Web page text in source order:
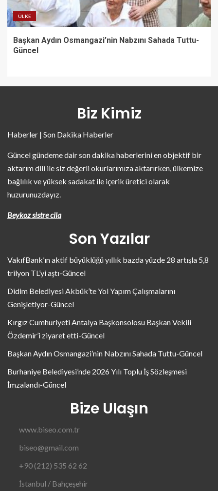
ÜLKE
Başkan Aydın Osmangazi’nin Nabzını Sahada Tuttu-
Güncel
Biz Kimiz
Haberler | Son Dakika Haberler
Güncel gündeme dair son dakika haberlerini en objektif bir
aktarım dili ile siz değerli okurlarımıza aktarırken, ülkemize
bağlılık ve yüksek sadakat ile içerik üretici olarak
huzurunuzdayız.
Beykoz sistre cila
Son Yazılar
VakıfBank’ın aktif büyüklüğü yıllık bazda yüzde 28 artışla 5,8
trilyon TL’yi aştı-Güncel
Didim Belediyesi Akbük’te Yol Yapım Çalışmalarını
Genişletiyor-Güncel
Kırgız Cumhuriyeti Antalya Başkonsolosu Başkan Vekili
Özdemir’i ziyaret etti-Güncel
Başkan Aydın Osmangazi’nin Nabzını Sahada Tuttu-Güncel
Burhaniye Belediyesi’nde 2026 Yılı Toplu İş Sözleşmesi
İmzalandı-Güncel
Bize Ulaşın
www.biseo.com.tr
biseo@gmail.com
+90 (212) 535 62 62
İstanbul / Bahçeşehir